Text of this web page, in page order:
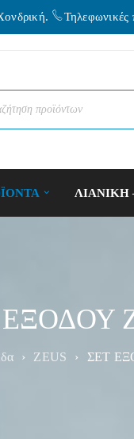
Τηλεφωνικές
ΛΙΑΝΙΚΗ
› ZEUS › ΣΕΤ